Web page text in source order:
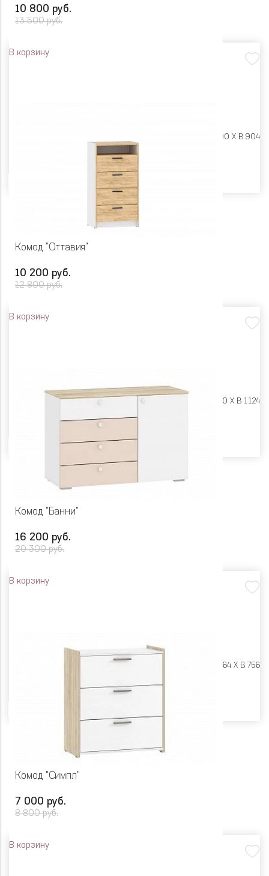
10 800 руб.
13 500 руб.
В корзину
Ш 900 X Г 400 X В 904
Комод "Оттавия"
10 200 руб.
12 800 руб.
В корзину
Ш 600 X Г 400 X В 1124
Комод "Банни"
16 200 руб.
20 300 руб.
В корзину
Ш 1120 X Г 464 X В 756
Комод "Симпл"
7 000 руб.
8 800 руб.
В корзину